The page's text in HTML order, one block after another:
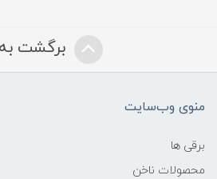
برگشت به
منوی وب‌سایت
برقی ها
محصولات ناخن